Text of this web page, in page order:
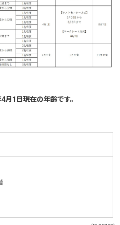
月1日現在の年齢です。